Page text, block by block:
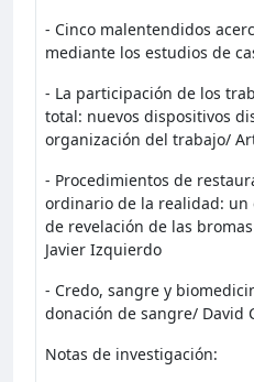
- Cinco malentendidos
mediante los estudios de
- La participación de los
total: nuevos dispositivos
organización del trabajo/
- Procedimientos de
ordinario de la realidad: un
de revelación de las
Javier Izquierdo
- Credo, sangre y
donación de sangre/ David
Notas de investigación: